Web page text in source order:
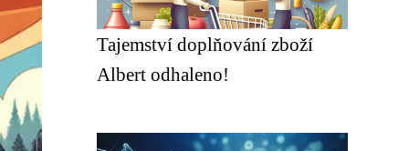
Tajemství doplňování zboží
Albert odhaleno!